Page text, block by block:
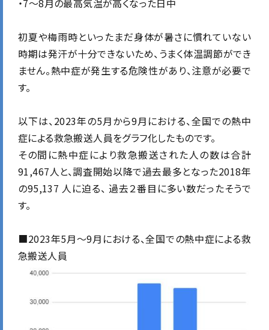
初夏や梅雨時といったまだ身体が暑さに慣れていない
時期は発汗が十分できないため、うまく体温調節ができ
ません。熱中症が発生する危険性があり、注意が必要で
す。
以下は、2023年の5月から9月における、全国での熱中
症による救急搬送人員をグラフ化したものです。
その間に熱中症により救急搬送された人の数は合計
91,467人と、調査開始以降で過去最多となった2018年
の95,137 人に迫る、 過去２番目に多い数だったそうで
す。
■2023年5月～9月における、全国での熱中症による救
急搬送人員